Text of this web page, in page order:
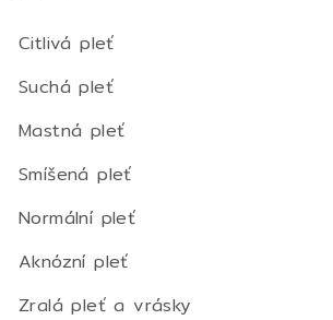
Citlivá pleť
Suchá pleť
Mastná pleť
Smíšená pleť
Normální pleť
Aknózní pleť
Zralá pleť a vrásky